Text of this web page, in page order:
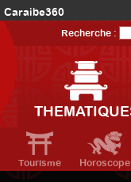
Caraibe360
AmériqueDuNord360
Recherche :
Tourisme Horoscope